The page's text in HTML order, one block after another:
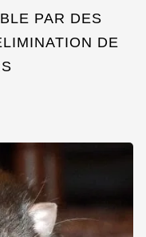
PAR DES
DE